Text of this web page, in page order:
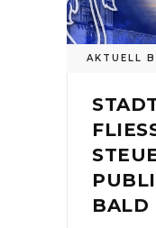
AKTUELL
BALD